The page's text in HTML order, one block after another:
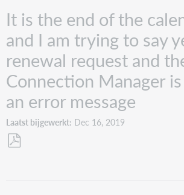
It is the end of the
and I am trying to say
renewal request and
Connection Manager
an error message
Laatst bijgewerkt Dec 16, 2019